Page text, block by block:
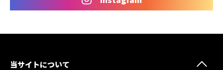
当サイトについて